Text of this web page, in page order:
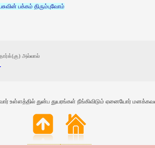
பக்கம் திரும்புவோம்
அல்லால்‌
உள்ளத்தில் துன்ப துயரங்கள் நீங்கிவிடும் ஏனையோர்